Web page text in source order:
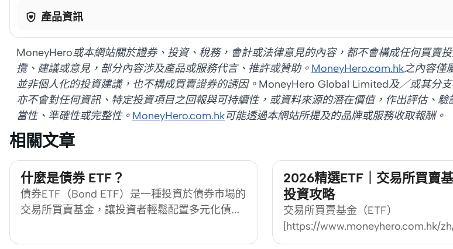
 產品資訊
MoneyHero或本網站關於證券、投資、稅務，會計或法律意見的內容，都不會構成任何買賣
攬、建議或意見，部分內容涉及產品或服務代言、推許或贊助。 MoneyHero.com.hk之內容僅
並非個人化的投資建議，也不構成買賣證券的誘因。MoneyHero Global Limited及／或其分支
亦不會對任何資訊、特定投資項目之回報與可持續性，或資料來源的潛在價值，作出評估、驗
當性、準確性或完整性。 MoneyHero.com.hk可能透過本網站所提及的品牌或服務收取報酬。
相關文章
什麼是債券 ETF？
債券ETF（Bond ETF）是一種投資於債券市場的
交易所買賣基金，讓投資者輕鬆配置多元化債券
2023年底突破2萬億美元（約15.6萬億港元），
2026精選ETF｜交易所買賣
投資攻略
交易所買賣基金（ETF）
[https://www.moneyhero.com.hk/